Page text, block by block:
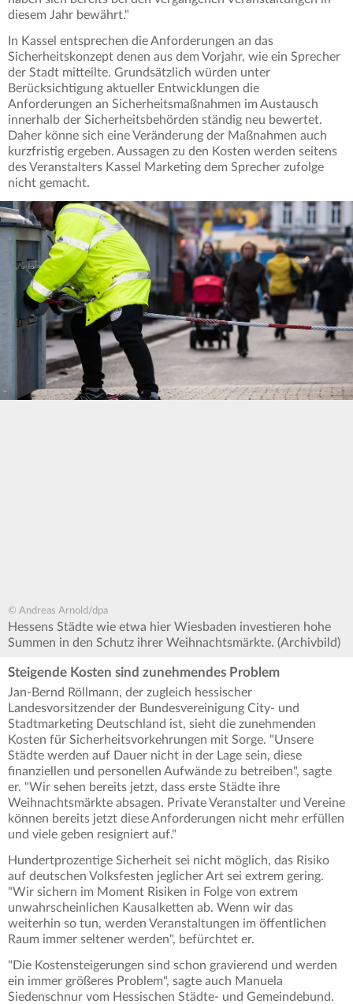
diesem Jahr bewährt."
In Kassel entsprechen die Anforderungen an das
Sicherheitskonzept denen aus dem Vorjahr, wie ein Sprecher
der Stadt mitteilte. Grundsätzlich würden unter
Berücksichtigung aktueller Entwicklungen die
Anforderungen an Sicherheitsmaßnahmen im Austausch
innerhalb der Sicherheitsbehörden ständig neu bewertet.
Daher könne sich eine Veränderung der Maßnahmen auch
kurzfristig ergeben. Aussagen zu den Kosten werden seitens
des Veranstalters Kassel Marketing dem Sprecher zufolge
nicht gemacht.
© Andreas Arnold/dpa
Hessens Städte wie etwa hier Wiesbaden investieren hohe
Summen in den Schutz ihrer Weihnachtsmärkte. (Archivbild)
Steigende Kosten sind zunehmendes Problem
Jan-Bernd Röllmann, der zugleich hessischer
Landesvorsitzender der Bundesvereinigung City- und
Stadtmarketing Deutschland ist, sieht die zunehmenden
Kosten für Sicherheitsvorkehrungen mit Sorge. "Unsere
Städte werden auf Dauer nicht in der Lage sein, diese
finanziellen und personellen Aufwände zu betreiben", sagte
er. "Wir sehen bereits jetzt, dass erste Städte ihre
Weihnachtsmärkte absagen. Private Veranstalter und Vereine
können bereits jetzt diese Anforderungen nicht mehr erfüllen
und viele geben resigniert auf."
Hundertprozentige Sicherheit sei nicht möglich, das Risiko
auf deutschen Volksfesten jeglicher Art sei extrem gering.
"Wir sichern im Moment Risiken in Folge von extrem
unwahrscheinlichen Kausalketten ab. Wenn wir das
weiterhin so tun, werden Veranstaltungen im öffentlichen
Raum immer seltener werden", befürchtet er.
"Die Kostensteigerungen sind schon gravierend und werden
ein immer größeres Problem", sagte auch Manuela
Siedenschnur vom Hessischen Städte- und Gemeindebund.